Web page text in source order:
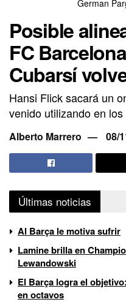
German
Posible
FC
Cubarsí
Hansi Flick sacará un
venido utilizando en
Alberto Marrero 08/
Últimas noticias
Al Barça le motiva sufrir
Lamine brilla en
Lewandowski
El Barça logra el
en octavos